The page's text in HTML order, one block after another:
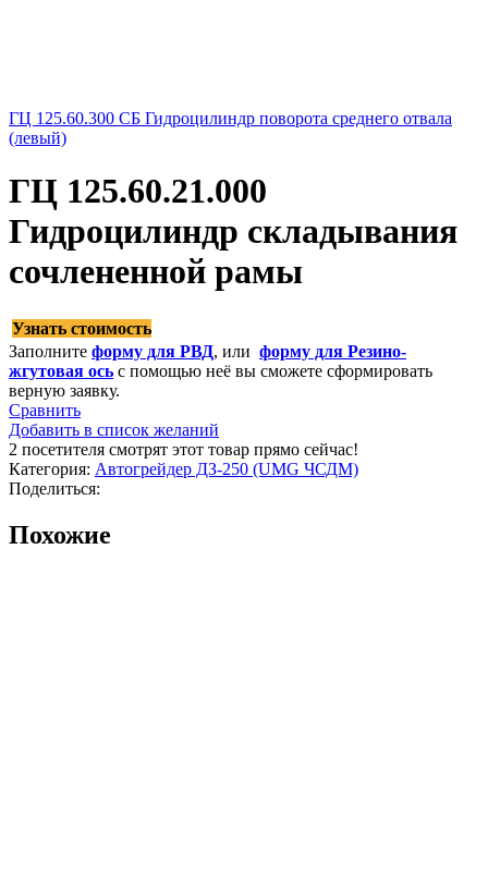
ГЦ 125.60.300 СБ Гидроцилиндр поворота среднего отвала
(левый)
ГЦ 125.60.21.000
Гидроцилиндр складывания
сочлененной рамы
Узнать стоимость
Заполните форму для РВД, или форму для Резино-
жгутовая ось с помощью неё вы сможете сформировать
верную заявку.
Сравнить
Добавить в список желаний
2 посетителя смотрят этот товар прямо сейчас!
Категория: Автогрейдер ДЗ-250 (UMG ЧСДМ)
Поделиться:
Похожие